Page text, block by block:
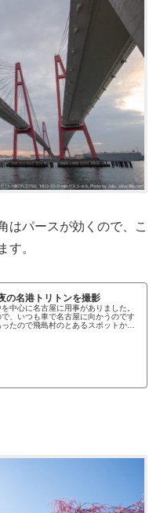
はパースが効くので、こ
す。
の名港トリトンを撮影
中心に名古屋に用事がありました。
、いつも車で名古屋に向かうのです
たので飛島村のとあるスポットから